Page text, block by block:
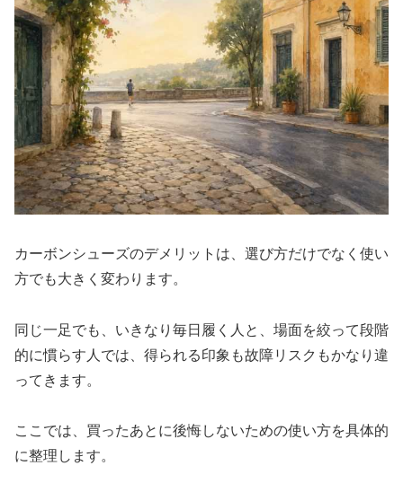
カーボンシューズのデメリットは、選び方だけでなく使い
方でも大きく変わります。
同じ一足でも、いきなり毎日履く人と、場面を絞って段階
的に慣らす人では、得られる印象も故障リスクもかなり違
ってきます。
ここでは、買ったあとに後悔しないための使い方を具体的
に整理します。